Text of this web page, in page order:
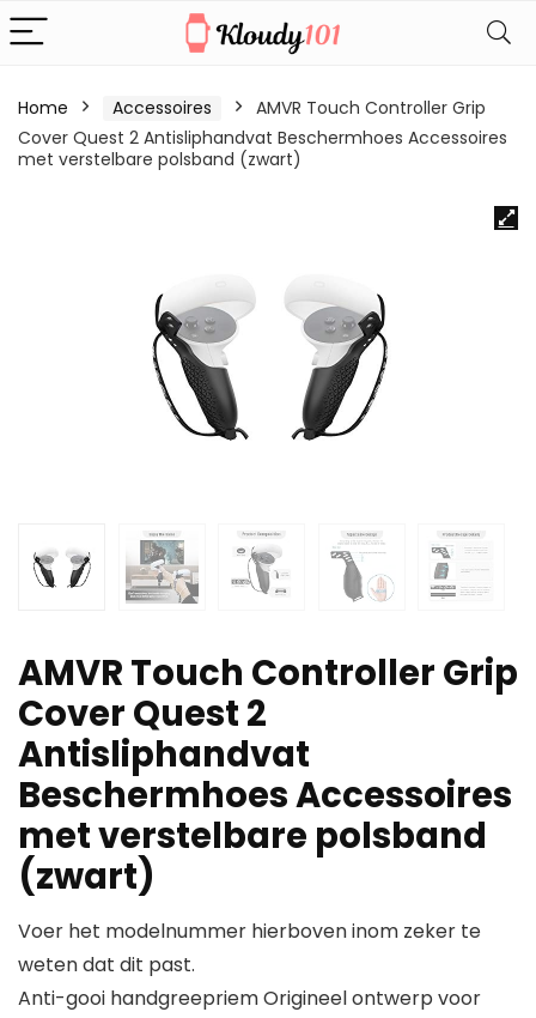
Home Accessoires
AMVR Touch Controller Grip
Cover Quest 2 Antisliphandvat Beschermhoes Accessoires
met verstelbare polsband (zwart)
AMVR Touch Controller Grip
Cover Quest 2
Antisliphandvat
Beschermhoes Accessoires
met verstelbare polsband
(zwart)
Voer het modelnummer hierboven inom zeker te
weten dat dit past.
Anti-gooi handgreepriem Origineel ontwerp voor